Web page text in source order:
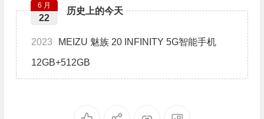
历史上的今天
6 月
22
2023 MEIZU 魅族 20 INFINITY 5G智能手机
12GB+512GB